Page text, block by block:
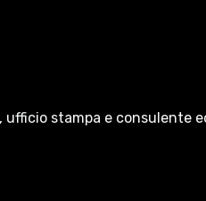
stampa e consulente